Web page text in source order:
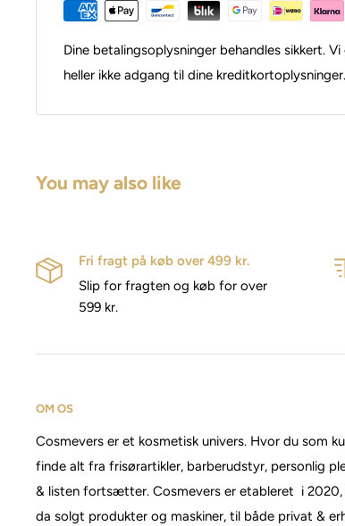
Dine betalingsoplysninger behandles sikkert.
heller ikke adgang til dine kreditkortoplysninger.
You may also like
Fri fragt på køb over 499 kr.
Slip for fragten og køb for over
599 kr.
OM OS
Cosmevers er et kosmetisk univers. Hvor du som
finde alt fra frisørartikler, barberudstyr, personlig
& listen fortsætter. Cosmevers er etableret i 2020,
da solgt produkter og maskiner, til både privat &